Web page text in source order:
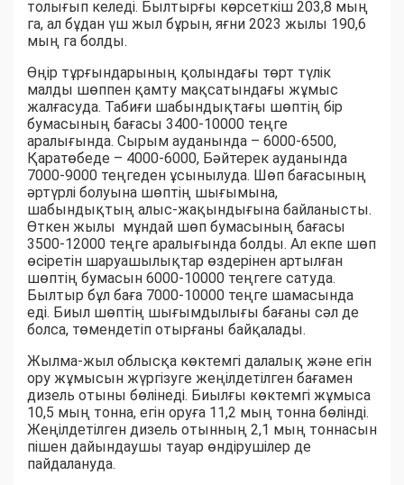
толығып келеді. Былтырғы көрсеткіш 203,8 мың
га, ал бұдан үш жыл бұрын, яғни 2023 жылы 190,6
мың га болды.
Өңір тұрғындарының қолындағы төрт түлік
малды шөппен қамту мақсатындағы жұмыс
жалғасуда. Табиғи шабындықтағы шөптің бір
бумасының бағасы 3400-10000 теңге
аралығында. Сырым ауданында – 6000-6500,
Қаратөбеде – 4000-6000, Бәйтерек ауданында
7000-9000 теңгеден ұсынылуда. Шөп бағасының
әртүрлі болуына шөптің шығымына,
шабындықтың алыс-жақындығына байланысты.
Өткен жылы мұндай шөп бумасының бағасы
3500-12000 теңге аралығында болды. Ал екпе шөп
өсіретін шаруашылықтар өздерінен артылған
шөптің бумасын 6000-10000 теңгеге сатуда.
Былтыр бұл баға 7000-10000 теңге шамасында
еді. Биыл шөптің шығымдылығы бағаны сәл де
болса, төмендетіп отырғаны байқалады.
Жылма-жыл облысқа көктемгі далалық және егін
ору жұмысын жүргізуге жеңілдетілген бағамен
дизель отыны бөлінеді. Биылғы көктемгі жұмыса
10,5 мың тонна, егін оруға 11,2 мың тонна бөлінді.
Жеңілдетілген дизель отынның 2,1 мың тоннасын
пішен дайындаушы тауар өндірушілер де
пайдалануда.